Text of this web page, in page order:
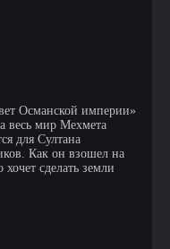
Османской империи»
весь мир Мехмета
для Султана
Как он взошел на
сделать земли